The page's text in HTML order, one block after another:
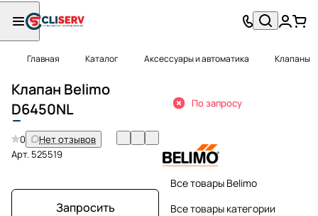
Главная Каталог Аксессуары и автоматика Клапаны
Клапан Belimo
D6450NL
0
Нет отзывов
Арт. 525519
Запросить
По запросу
Все товары Belimo
Все товары категории